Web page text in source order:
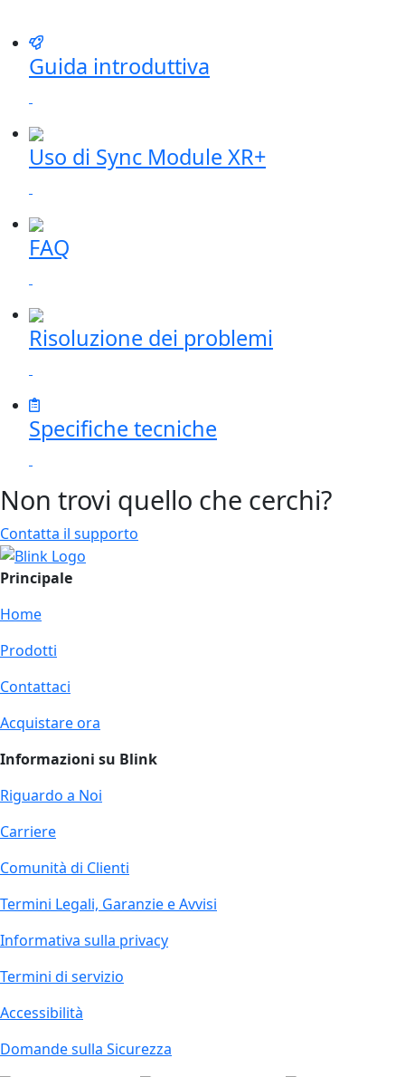
Guida introduttiva
Uso di Sync Module XR+
FAQ
Risoluzione dei problemi
Specifiche tecniche
Non trovi quello che cerchi?
Contatta il supporto
Principale
Home
Prodotti
Contattaci
Acquistare ora
Informazioni su Blink
Riguardo a Noi
Carriere
Comunità di Clienti
Termini Legali, Garanzie e Avvisi
Informativa sulla privacy
Termini di servizio
Accessibilità
Domande sulla Sicurezza